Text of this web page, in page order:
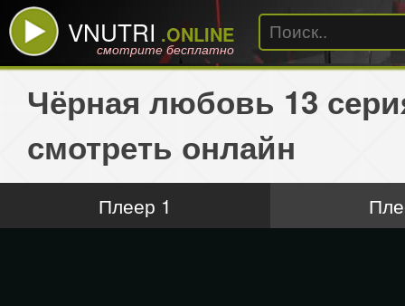
VNUTRI .ONLINE
смотрите бесплатно
Чёрная любовь 13
смотреть онлайн
Плеер 1